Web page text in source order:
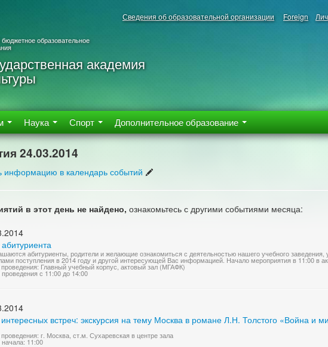
Сведения об образовательной организации Foreign
образовательное
академия
Наука Спорт Дополнительное образование
24.03.2014
информацию в календарь событий
в этот день не найдено, ознакомьтесь с другими событиями месяца:
абитуриенты, родители и желающие ознакомиться с деятельностью нашего учебного заведения,
поступления в 2014 году и другой интересующей Вас информацией. Начало мероприятия в 11:00 в
Главный учебный корпус, актовый зал (МГАФК)
с 11:00 до 14:00
встреч: экскурсия на тему Москва в романе Л.Н. Толстого «Война и
г. Москва, ст.м. Сухаревская в центре зала
11:00